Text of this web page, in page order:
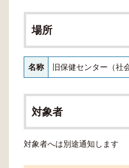
場所
名称 旧保健センター（社
対象者
対象者へは別途通知します